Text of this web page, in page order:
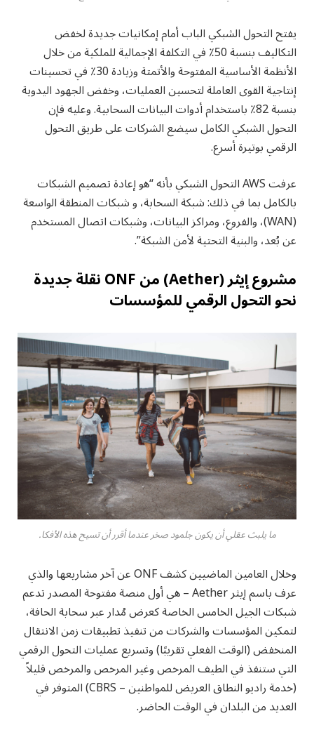
يفتح التحول الشبكي الباب أمام إمكانيات جديدة لخفض
التكاليف بنسبة 50٪ في التكلفة الإجمالية للملكية من خلال
الأنظمة الأساسية المفتوحة والأتمتة وزيادة 30٪ في تحسينات
إنتاجية القوى العاملة لتحسين العمليات، وخفض الجهود اليدوية
بنسبة 82٪ باستخدام أدوات البيانات السحابية. وعليه فإن
التحول الشبكي الكامل سيضع الشركات على طريق التحول
الرقمي بوتيرة أسرع.
عرفت AWS التحول الشبكي بأنه “هو إعادة تصميم الشبكات
بالكامل بما في ذلك: شبكة السحابة، و شبكات المنطقة الواسعة
(WAN)، والفروع، ومراكز البيانات، وشبكات اتصال المستخدم
عن بُعد، والبنية التحتية لأمن الشبكة”.
مشروع إيثر (Aether) من ONF نقلة جديدة
نحو التحول الرقمي للمؤسسات
ما يلبث عقلي أن يكون جلمود صخر عندما أقرر أن تسيح هذه الأفكا.
وخلال العامين الماضيين كشف ONF عن آخر مشاريعها والذي
عرف باسم إيثر Aether – هي أول منصة مفتوحة المصدر تدعم
شبكات الجيل الخامس الخاصة كعرض مُدار عبر سحابة الحافة،
لتمكين المؤسسات والشركات من تنفيذ تطبيقات زمن الانتقال
المنخفض (الوقت الفعلي تقريبًا) وتسريع عمليات التحول الرقمي
التي ستنفذ في الطيف المرخص وغير المرخص والمرخص قليلاً
(خدمة راديو النطاق العريض للمواطنين – CBRS) المتوفر في
العديد من البلدان في الوقت الحاضر.